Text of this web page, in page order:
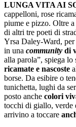
LUNGA VITA AI
cappelloni, rose
piume e pizzo. Oltre
di altri tre poeti di
Yrsa Daley-Ward,
in una community di
alla parola”, spiega lo
ricamate e nascoste
borse. Da esibire o
tunichetta, lughi da
posto anche colori
tocchi di giallo, verde
arrivino a toccare